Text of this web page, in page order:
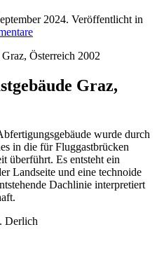
2024. Veröffentlicht in
zu
Fluggastgebäude
Österreich
2002
Graz,
wurde durch
in die für Fluggastbrücken
überführt. Es entsteht ein
Landseite und eine technoide
Dachlinie interpretiert
. Derlich